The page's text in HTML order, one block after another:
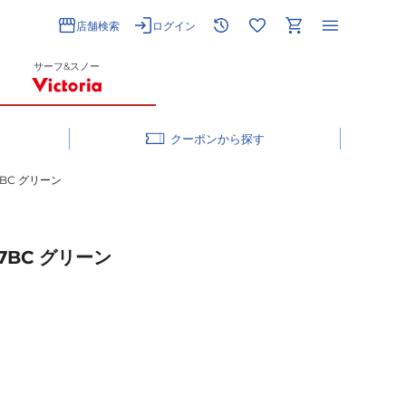
店舗検索 ログイン
サーフ&スノー
クーポン
グリーン
グリーン